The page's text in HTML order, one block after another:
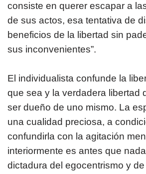
consiste en querer escapar a
de sus actos, esa tentativa de
beneficios de la libertad sin
sus inconvenientes”.
El individualista confunde la
que sea y la verdadera libertad
ser dueño de uno mismo. La
una cualidad preciosa, a
confundirla con la agitación
interiormente es antes que
dictadura del egocentrismo y de